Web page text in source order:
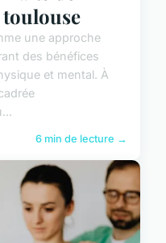
une approche
des bénéfices
et mental. À
6 min de lecture →